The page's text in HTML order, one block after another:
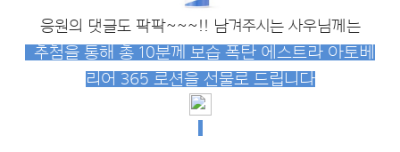
응원의 댓글도 팍팍~~~!! 남겨주시는 사우님께는
추첨을 통해 총 10분께 보습 폭탄 에스트라 아토베
리어 365 로션을 선물로 드립니다